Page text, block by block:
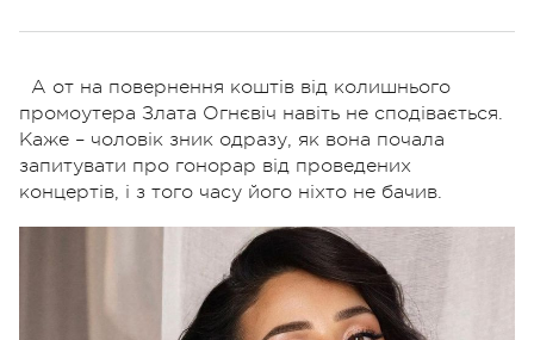
А от на повернення коштів від колишнього
промоутера Злата Огнєвіч навіть не сподівається.
Каже – чоловік зник одразу, як вона почала
запитувати про гонорар від проведених
концертів, і з того часу його ніхто не бачив.